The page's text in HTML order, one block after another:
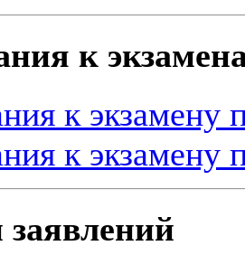
к
к экзамену
к экзамену